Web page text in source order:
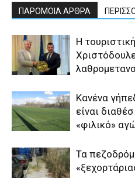
ΠΑΡΟΜΟΙΑ ΑΡΘΡΑ
Η
Κανένα
είναι
«φιλικό»
Τα